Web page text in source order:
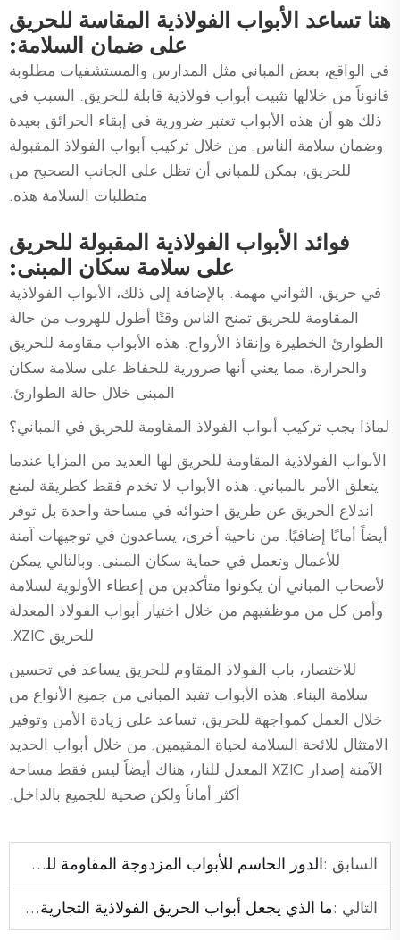
هنا تساعد الأبواب الفولاذية المقاسة للحريق
على ضمان السلامة:
في الواقع، بعض المباني مثل المدارس والمستشفيات مطلوبة
قانوناً من خلالها تثبيت أبواب فولاذية قابلة للحريق. السبب في
ذلك هو أن هذه الأبواب تعتبر ضرورية في إبقاء الحرائق بعيدة
وضمان سلامة الناس. من خلال تركيب أبواب الفولاذ المقبولة
للحريق، يمكن للمباني أن تظل على الجانب الصحيح من
متطلبات السلامة هذه.
فوائد الأبواب الفولاذية المقبولة للحريق
على سلامة سكان المبنى:
في حريق، الثواني مهمة. بالإضافة إلى ذلك، الأبواب الفولاذية
المقاومة للحريق تمنح الناس وقتًا أطول للهروب من حالة
الطوارئ الخطيرة وإنقاذ الأرواح. هذه الأبواب مقاومة للحريق
والحرارة، مما يعني أنها ضرورية للحفاظ على سلامة سكان
المبنى خلال حالة الطوارئ.
لماذا يجب تركيب أبواب الفولاذ المقاومة للحريق في المباني؟
الأبواب الفولاذية المقاومة للحريق لها العديد من المزايا عندما
يتعلق الأمر بالمباني. هذه الأبواب لا تخدم فقط كطريقة لمنع
اندلاع الحريق عن طريق احتوائه في مساحة واحدة بل توفر
أيضاً أمانًا إضافيًا. من ناحية أخرى، يساعدون في توجيهات آمنة
للأعمال وتعمل في حماية سكان المبنى. وبالتالي يمكن
لأصحاب المباني أن يكونوا متأكدين من إعطاء الأولوية لسلامة
وأمن كل من موظفيهم من خلال اختيار أبواب الفولاذ المعدلة
للحريق XZIC.
للاختصار، باب الفولاذ المقاوم للحريق يساعد في تحسين
سلامة البناء. هذه الأبواب تفيد المباني من جميع الأنواع من
خلال العمل كمواجهة للحريق، تساعد على زيادة الأمن وتوفير
الامتثال للائحة السلامة لحياة المقيمين. من خلال أبواب الحديد
الآمنة إصدار XZIC المعدل للنار، هناك أيضاً ليس فقط مساحة
أكثر أماناً ولكن صحية للجميع بالداخل.
السابق :الدور الحاسم للأبواب المزدوجة المقاومة للحريق في المناطق ذات الحركة المرورية العالية
التالي :ما الذي يجعل أبواب الحريق الفولاذية التجارية ضرورية للبناء الحديث